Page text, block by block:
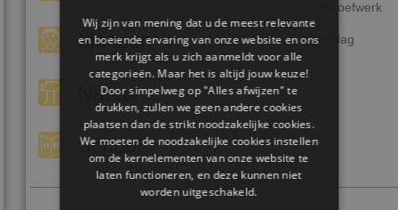
Mensen
Natuur
School
Het proefwerk
Sportdag
Wij zijn van mening dat u de meest relevante
en boeiende ervaring van onze website en ons
merk krijgt als u zich aanmeldt voor alle
categorieën. Maar het is altijd jouw keuze!
Door simpelweg op "Alles afwijzen" te
drukken, zullen we geen andere cookies
plaatsen dan de strikt noodzakelijke cookies.
We moeten de noodzakelijke cookies instellen
om de kernelementen van onze website te
laten functioneren, en deze kunnen niet
worden uitgeschakeld.